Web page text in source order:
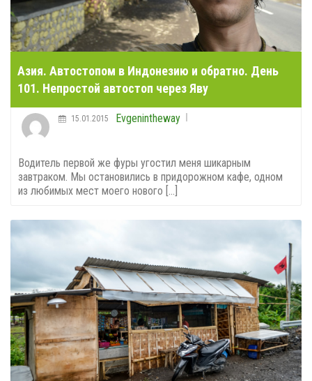
Азия. Автостопом в Индонезию и обратно. День
101. Непростой автостоп через Яву
Evgenintheway
15.01.2015
Водитель первой же фуры угостил меня шикарным
завтраком. Мы остановились в придорожном кафе, одном
из любимых мест моего нового [...]